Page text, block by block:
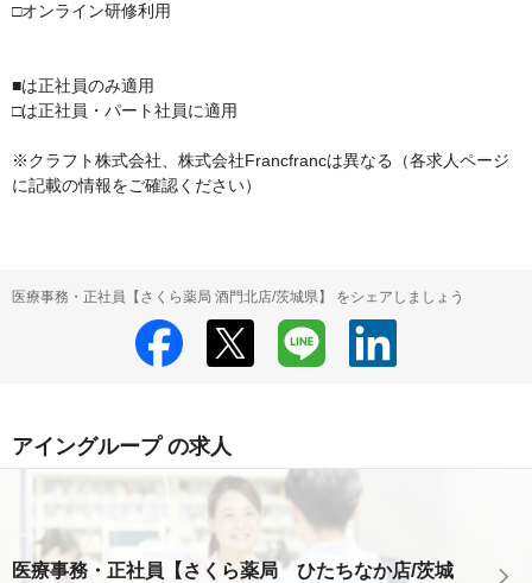
□オンライン研修利用
■は正社員のみ適用
□は正社員・パート社員に適用
※クラフト株式会社、株式会社Francfrancは異なる（各求人ページ
に記載の情報をご確認ください）
医療事務・正社員【さくら薬局 酒門北店/茨城県】 をシェアしましょう
アイングループ の求人
医療事務・正社員【さくら薬局 ひたちなか店/茨城